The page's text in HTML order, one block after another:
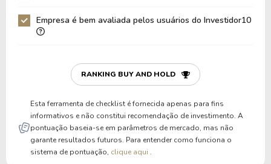
Empresa é bem avaliada pelos usuários do Investidor10
RANKING BUY AND HOLD
Esta ferramenta de checklist é fornecida apenas para fins
informativos e não constitui recomendação de investimento. A
pontuação baseia-se em parâmetros de mercado, mas não
garante resultados futuros. Para entender como funciona o
sistema de pontuação, clique aqui .